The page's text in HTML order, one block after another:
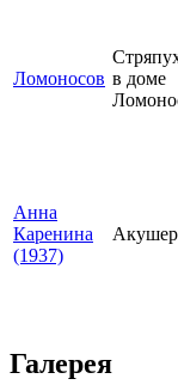
Ломоносов в доме
Анна
Каренина
(1937)
Галерея